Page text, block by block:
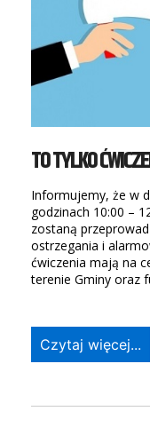
TO TYLKO
Informujemy, że w
godzinach 10:00 –
zostaną
ostrzegania i
ćwiczenia mają na
terenie Gminy oraz
Czytaj więcej...